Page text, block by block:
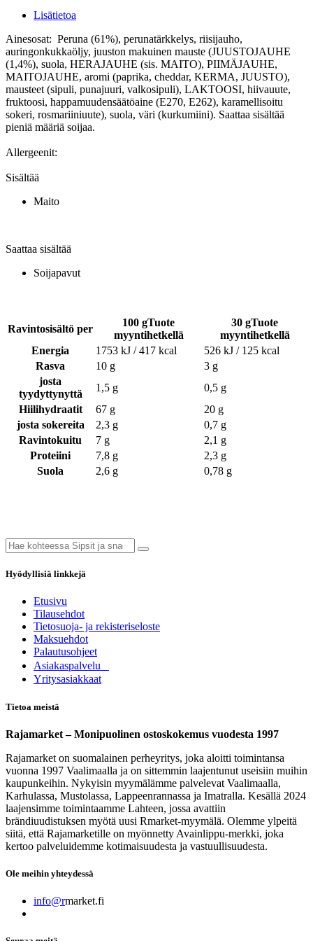
Lisätietoa
Ainesosat: Peruna (61%), perunatärkkelys, riisijauho,
auringonkukkaöljy, juuston makuinen mauste (JUUSTOJAUHE
(1,4%), suola, HERAJAUHE (sis. MAITO), PIIMÄJAUHE,
MAITOJAUHE, aromi (paprika, cheddar, KERMA, JUUSTO),
mausteet (sipuli, punajuuri, valkosipuli), LAKTOOSI, hiivauute,
fruktoosi, happamuudensäätöaine (E270, E262), karamellisoitu
sokeri, rosmariiniuute), suola, väri (kurkumiini). Saattaa sisältää
pieniä määriä soijaa.
Allergeenit:
Sisältää
Maito
Saattaa sisältää
Soijapavut
Ravintosisältö per
100 gTuote
myyntihetkellä
30 gTuote
myyntihetkellä
Energia
1753 kJ / 417 kcal
526 kJ / 125 kcal
Rasva
10 g
3 g
josta
tyydyttynyttä
1,5 g
0,5 g
Hiilihydraatit
67 g
20 g
josta sokereita
2,3 g
0,7 g
Ravintokuitu
7 g
2,1 g
Proteiini
7,8 g
2,3 g
Suola
2,6 g 0,78 g
Hyödyllisiä linkkejä
Etusivu
Tilausehdot
Tietosuoja- ja rekisteriseloste
Maksuehdot
Palautusohjeet
Asia​k​aspalvelu
​Yritysasiakkaat
Tietoa meistä
Rajamarket – Monipuolinen ostoskokemus vuodesta 1997
Rajamarket on suomalainen perheyritys, joka aloitti toimintansa
vuonna 1997 Vaalimaalla ja on sittemmin laajentunut useisiin muihin
kaupunkeihin. Nykyisin myymälämme palvelevat Vaalimaalla,
Karhulassa, Mustolassa, Lappeenrannassa ja Imatralla. Kesällä 2024
laajensimme toimintaamme Lahteen, jossa avattiin
brändiuudistuksen myötä uusi Rmarket-myymälä. Olemme ylpeitä
siitä, että Rajamarketille on myönnetty Avainlippu-merkki, joka
kertoo palveluidemme kotimaisuudesta ja vastuullisuudesta.
Ole meihin yhteydessä
info@rmarket.fi